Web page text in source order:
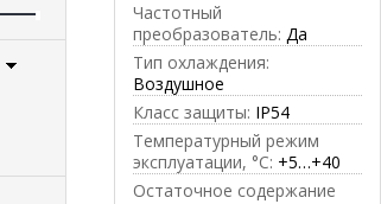
Частотный
преобразователь: Да
Тип охлаждения:
Воздушное
Класс защиты: IP54
Температурный режим
эксплуатации, °C: +5…+40
Остаточное содержание